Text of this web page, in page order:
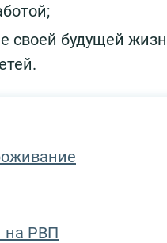
своей будущей
на РВП